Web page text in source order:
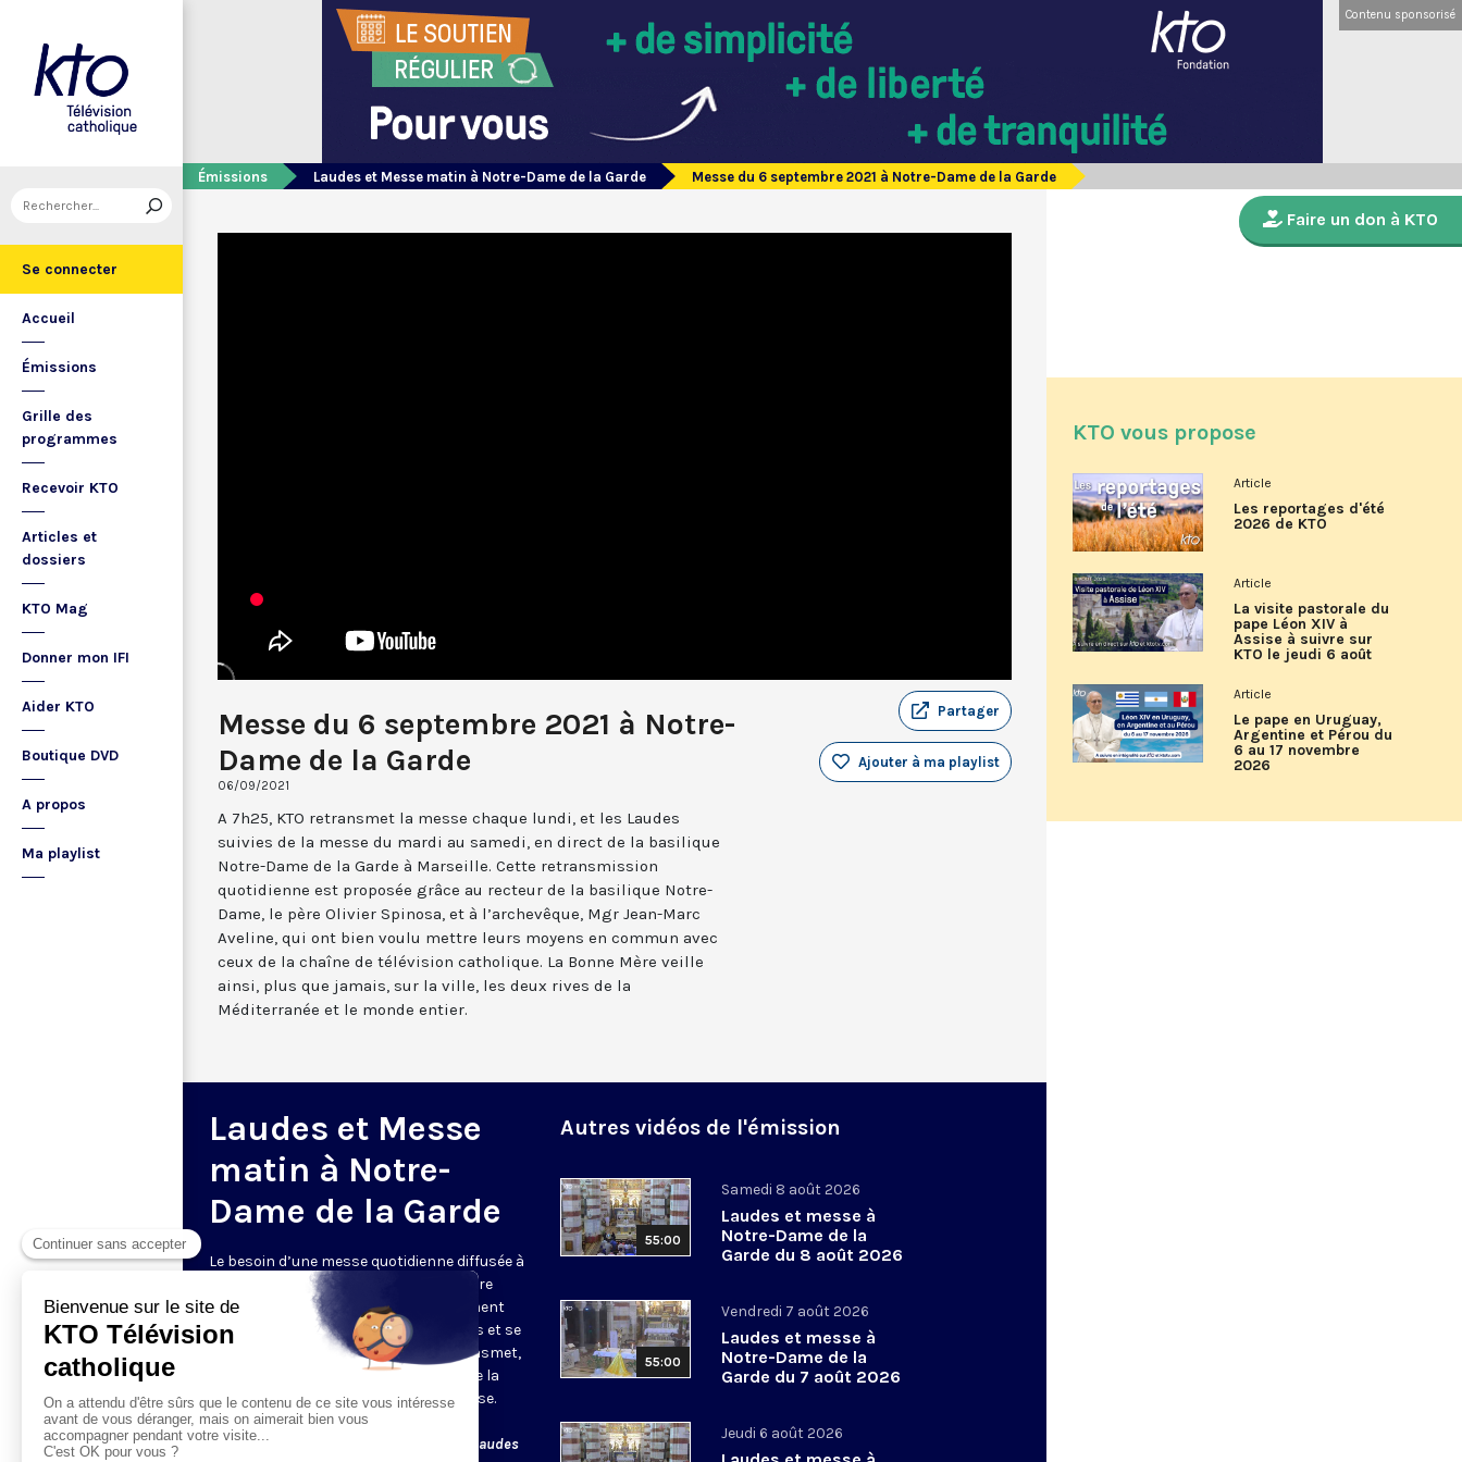
Se connecter
Accueil
Émissions
Grille des
programmes
Recevoir KTO
Articles et
dossiers
KTO Mag
Donner mon IFI
Aider KTO
Boutique DVD
A propos
Ma playlist
Contenu sponsorisé
Émissions Laudes et Messe matin à Notre-Dame de la Garde Messe du 6 septembre 2021 à Notre-Dame de la Garde
Messe du 6 septembre 2021 à Notre-
Dame de la Garde
06/09/2021
Partager
Ajouter à ma playlist
A 7h25, KTO retransmet la messe chaque lundi, et les Laudes
suivies de la messe du mardi au samedi, en direct de la basilique
Notre-Dame de la Garde à Marseille. Cette retransmission
quotidienne est proposée grâce au recteur de la basilique Notre-
Dame, le père Olivier Spinosa, et à l’archevêque, Mgr Jean-Marc
Aveline, qui ont bien voulu mettre leurs moyens en commun avec
ceux de la chaîne de télévision catholique. La Bonne Mère veille
ainsi, plus que jamais, sur la ville, les deux rives de la
Méditerranée et le monde entier.
Laudes et Messe
matin à Notre-
Dame de la Garde
Le besoin d’une messe quotidienne diffusée à
la télévision a été exprimé d’une manière
encore plus forte pendant le confinement
dans de nombreux pays francophones et se
maintient depuis la reprise. KTO retransmet,
en direct de la basilique Notre-Dame de la
Garde, à Marseille, les laudes et la messe.
Le lundi à 7h25, la messe
Du mardi au samedi à 7h25, messe avec laudes
Autres vidéos de l'émission
55:00
Samedi 8 août 2026
Laudes et messe à
Notre-Dame de la
Garde du 8 août 2026
55:00
Vendredi 7 août 2026
Laudes et messe à
Notre-Dame de la
Garde du 7 août 2026
Jeudi 6 août 2026
Faire un don à KTO
KTO vous propose
Article
Les reportages d'été
2026 de KTO
Article
La visite pastorale du
pape Léon XIV à
Assise à suivre sur
KTO le jeudi 6 août
Article
Le pape en Uruguay,
Argentine et Pérou du
6 au 17 novembre
2026